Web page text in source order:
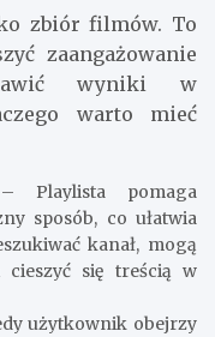
zbiór filmów. To
zaangażowanie
wyniki w
warto mieć
Playlista pomaga
sposób, co ułatwia
kanał, mogą
się treścią w
użytkownik obejrzy